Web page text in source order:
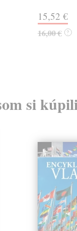
15,52 €
16,00 € ?
si